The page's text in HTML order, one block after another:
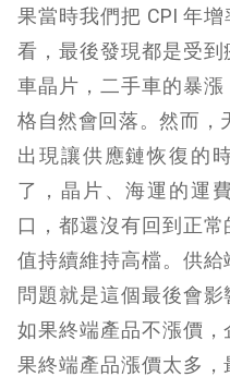
果當時我們把 CPI 年
看，最後發現都是受
車晶片，二手車的暴
格自然會回落。然而，
出現讓供應鏈恢復的
了，晶片、海運的運
口，都還沒有回到正
值持續維持高檔。供
問題就是這個最後會
如果終端產品不漲價
果終端產品漲價太多